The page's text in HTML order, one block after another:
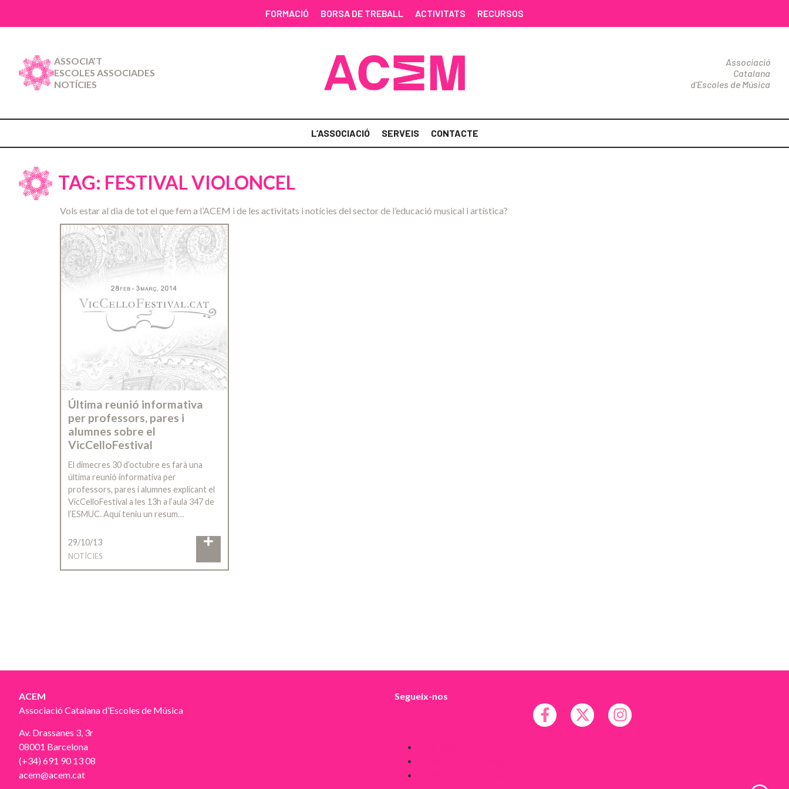
FORMACIÓ BORSA DE TREBALL ACTIVITATS RECURSOS
ASSOCIA’T
ESCOLES ASSOCIADES
NOTÍCIES
Associació
Catalana
d'Escoles de Música
L’ASSOCIACIÓ SERVEIS CONTACTE
TAG: FESTIVAL VIOLONCEL
Vols estar al dia de tot el que fem a l’ACEM i de les activitats i notícies del sector de l’educació musical i artística?
Última reunió informativa
per professors, pares i
alumnes sobre el
VicCelloFestival
El dimecres 30 d’octubre es farà una
última reunió informativa per
professors, pares i alumnes explicant el
VicCelloFestival a les 13h a l’aula 347 de
l’ESMUC. Aquí teniu un resum…
29/10/13
NOTÍCIES
ACEM
Associació Catalana d’Escoles de Música
Av. Drassanes 3, 3r
08001 Barcelona
(+34) 691 90 13 08
acem@acem.cat
Segueix-nos